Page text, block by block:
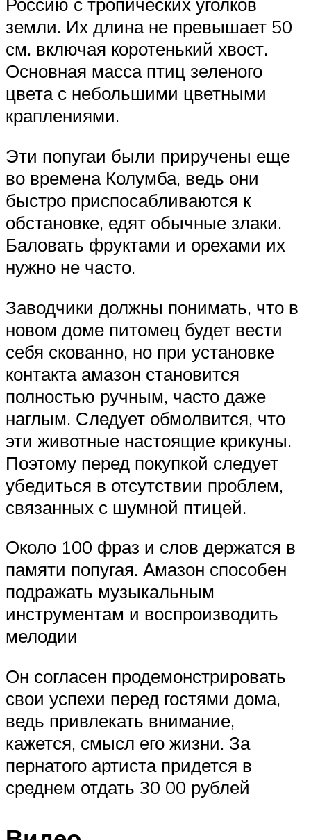
земли. Их длина не превышает 50
см. включая коротенький хвост.
Основная масса птиц зеленого
цвета с небольшими цветными
краплениями.
Эти попугаи были приручены еще
во времена Колумба, ведь они
быстро приспосабливаются к
обстановке, едят обычные злаки.
Баловать фруктами и орехами их
нужно не часто.
Заводчики должны понимать, что в
новом доме питомец будет вести
себя скованно, но при установке
контакта амазон становится
полностью ручным, часто даже
наглым. Следует обмолвится, что
эти животные настоящие крикуны.
Поэтому перед покупкой следует
убедиться в отсутствии проблем,
связанных с шумной птицей.
Около 100 фраз и слов держатся в
памяти попугая. Амазон способен
подражать музыкальным
инструментам и воспроизводить
мелодии
Он согласен продемонстрировать
свои успехи перед гостями дома,
ведь привлекать внимание,
кажется, смысл его жизни. За
пернатого артиста придется в
среднем отдать 30 00 рублей